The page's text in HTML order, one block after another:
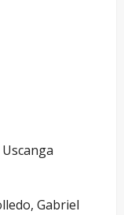
Gabriel